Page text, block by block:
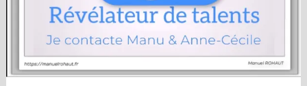
équilibre
alimentaire
Opportunity
manager